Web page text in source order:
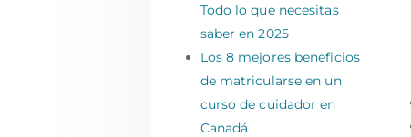
Todo lo que necesitas
saber en 2025
Los 8 mejores beneficios
de matricularse en un
curso de cuidador en
Canadá